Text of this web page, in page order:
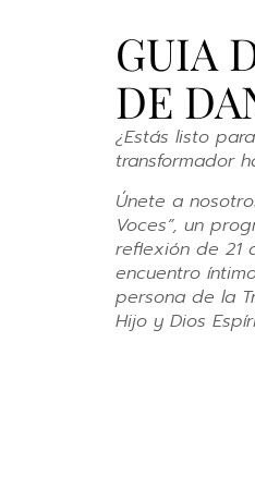
GUIA
DE
¿Estás listo
transformador
Únete a
Voces”, un
reflexión de 21
encuentro
persona de la
Hijo y Dios